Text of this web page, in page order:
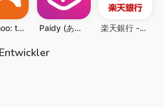
moomoo: trading & investing Paidy (あと払いペイディ)-後払いアプリ 楽天銀行 -個人のお客様向けアプリ